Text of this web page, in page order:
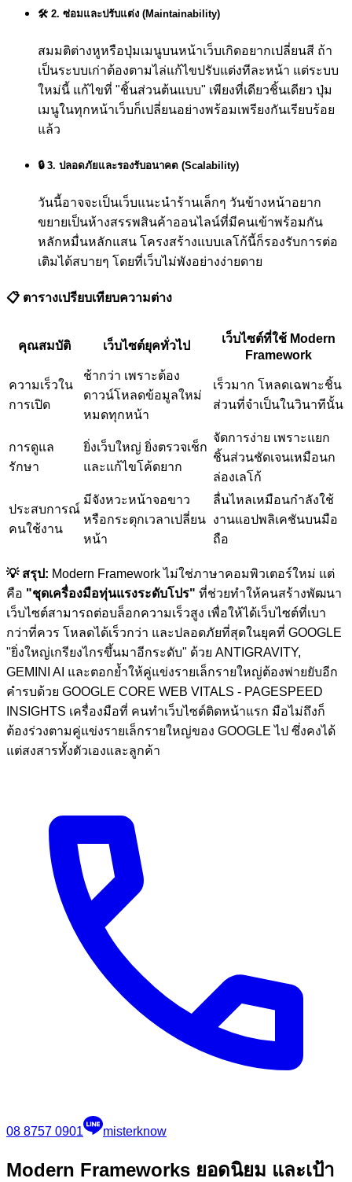
🛠️ 2. ซ่อมและปรับแต่ง (Maintainability)
สมมติต่างหูหรือปุ่มเมนูบนหน้าเว็บเกิดอยากเปลี่ยนสี ถ้า
เป็นระบบเก่าต้องตามไล่แก้ไขปรับแต่งทีละหน้า แต่ระบบ
ใหม่นี้ แก้ไขที่ "ชิ้นส่วนต้นแบบ" เพียงที่เดียวชิ้นเดียว ปุ่ม
เมนูในทุกหน้าเว็บก็เปลี่ยนอย่างพร้อมเพรียงกันเรียบร้อย
แล้ว
🔒 3. ปลอดภัยและรองรับอนาคต (Scalability)
วันนี้อาจจะเป็นเว็บแนะนำร้านเล็กๆ วันข้างหน้าอยาก
ขยายเป็นห้างสรรพสินค้าออนไลน์ที่มีคนเข้าพร้อมกัน
หลักหมื่นหลักแสน โครงสร้างแบบเลโก้นี้ก็รองรับการต่อ
เติมได้สบายๆ โดยที่เว็บไม่พังอย่างง่ายดาย
📋 ตารางเปรียบเทียบความต่าง
คุณสมบัติ เว็บไซต์ยุคทั่วไป
เว็บไซต์ที่ใช้ Modern
Framework
ความเร็วใน
การเปิด
ช้ากว่า เพราะต้อง
ดาวน์โหลดข้อมูลใหม่
หมดทุกหน้า
เร็วมาก โหลดเฉพาะชิ้น
ส่วนที่จำเป็นในวินาทีนั้น
การดูแล
รักษา
ยิ่งเว็บใหญ่ ยิ่งตรวจเช็ก
และแก้ไขโค้ดยาก
จัดการง่าย เพราะแยก
ชิ้นส่วนชัดเจนเหมือนก
ล่องเลโก้
ประสบการณ์
คนใช้งาน
มีจังหวะหน้าจอขาว
หรือกระตุกเวลาเปลี่ยน
หน้า
ลื่นไหลเหมือนกำลังใช้
งานแอปพลิเคชันบนมือ
ถือ
💡 สรุป: Modern Framework ไม่ใช่ภาษาคอมพิวเตอร์ใหม่ แต่
คือ "ชุดเครื่องมือทุ่นแรงระดับโปร" ที่ช่วยทำให้คนสร้างพัฒนา
เว็บไซต์สามารถต่อบล็อกความเร็วสูง เพื่อให้ได้เว็บไซต์ที่เบา
กว่าที่ควร โหลดได้เร็วกว่า และปลอดภัยที่สุดในยุคที่ GOOGLE
"ยิ่งใหญ่เกรียงไกรขึ้นมาอีกระดับ" ด้วย ANTIGRAVITY,
GEMINI AI และตอกย้ำให้คู่แข่งรายเล็กรายใหญ่ต้องพ่ายยับอีก
คำรบด้วย GOOGLE CORE WEB VITALS - PAGESPEED
INSIGHTS เครื่องมือที่ คนทำเว็บไซต์ติดหน้าแรก มือไม่ถึงก็
ต้องร่วงตามคู่แข่งรายเล็กรายใหญ่ของ GOOGLE ไป ซึ่งคงได้
แต่สงสารทั้งตัวเองและลูกค้า
08 8757 0901 misterknow
Modern Frameworks ยอดนิยม และเป้า